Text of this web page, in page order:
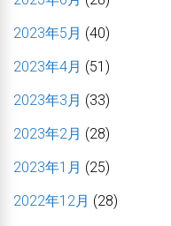
2023年5月 (40)
2023年4月 (51)
2023年3月 (33)
2023年2月 (28)
2023年1月 (25)
2022年12月 (28)